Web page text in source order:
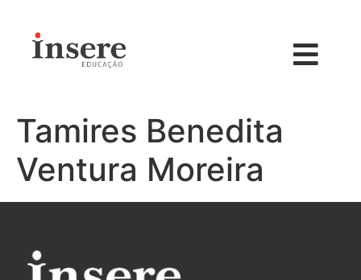
Tamires Benedita
Ventura Moreira